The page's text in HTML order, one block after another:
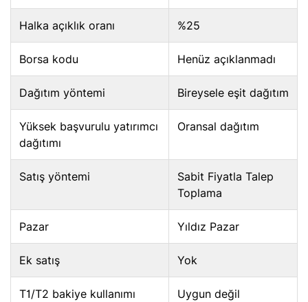
Halka açıklık oranı %25
Borsa kodu Henüz açıklanmadı
Dağıtım yöntemi Bireysele eşit dağıtım
Yüksek başvurulu yatırımcı
dağıtımı
Oransal dağıtım
Satış yöntemi
Sabit Fiyatla Talep
Toplama
Pazar Yıldız Pazar
Ek satış Yok
T1/T2 bakiye kullanımı Uygun değil